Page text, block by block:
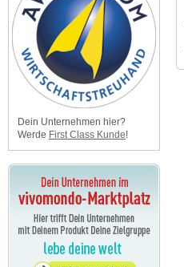
Dein Unternehmen hier?
Werde First Class Kunde!